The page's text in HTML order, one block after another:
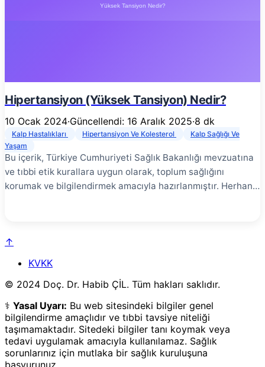
Hipertansiyon (Yüksek Tansiyon) Nedir?
10 Ocak 2024·Güncellendi: 16 Aralık 2025·8 dk
Kalp Hastalıkları Hipertansiyon Ve Kolesterol
Kalp Sağlığı Ve
Yaşam
Bu içerik, Türkiye Cumhuriyeti Sağlık Bakanlığı mevzuatına
ve tıbbi etik kurallara uygun olarak, toplum sağlığını
korumak ve bilgilendirmek amacıyla hazırlanmıştır. Herhangi
hastalıklardan biri olup kalp krizi, inme ve böbrek yetmezliği
gibi ciddi sağlık sorunlarının başlıca nedenidir. “Sessiz katil”
olarak adlandırılmasının nedeni, genellikle yıllarca hiçbir
belirti vermeden organ hasarına yol açabilmesidir. Bu
yazımda, hipertansiyonun ne olduğunu, nasıl tanınacağını,
risk faktörlerini ve etkili tedavi yöntemlerini detaylı olarak
ele alacağım. Hipertansiyon Nedir? # Hipertansiyon, kan
basıncının sürekli olarak normal değerlerin üzerinde
seyrettiği bir durumdur. Kan basıncı, kalbin kanı damarlara
↑
KVKK
© 2024 Doç. Dr. Habib ÇİL. Tüm hakları saklıdır.
⚕️ Yasal Uyarı: Bu web sitesindeki bilgiler genel
bilgilendirme amaçlıdır ve tıbbi tavsiye niteliği
taşımamaktadır. Sitedeki bilgiler tanı koymak veya
tedavi uygulamak amacıyla kullanılamaz. Sağlık
sorunlarınız için mutlaka bir sağlık kuruluşuna